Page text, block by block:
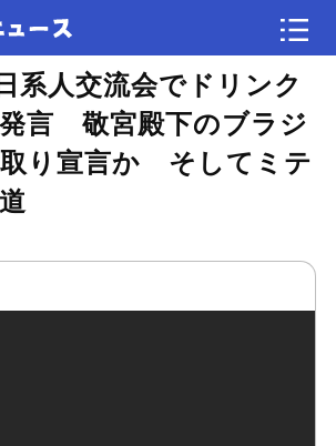
人交流会でドリンク
言 敬宮殿下のブラジ
り宣言か そしてミテ